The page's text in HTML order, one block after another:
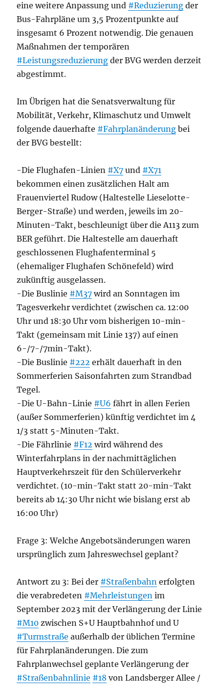
eine weitere Anpassung und #Reduzierung der
Bus-Fahrpläne um 3,5 Prozentpunkte auf
insgesamt 6 Prozent notwendig. Die genauen
Maßnahmen der temporären
#Leistungsreduzierung der BVG werden derzeit
abgestimmt.
Im Übrigen hat die Senatsverwaltung für
Mobilität, Verkehr, Klimaschutz und Umwelt
folgende dauerhafte #Fahrplanänderung bei
der BVG bestellt:
-Die Flughafen-Linien #X7 und #X71
bekommen einen zusätzlichen Halt am
Frauenviertel Rudow (Haltestelle Lieselotte-
Berger-Straße) und werden, jeweils im 20-
Minuten-Takt, beschleunigt über die A113 zum
BER geführt. Die Haltestelle am dauerhaft
geschlossenen Flughafenterminal 5
(ehemaliger Flughafen Schönefeld) wird
zukünftig ausgelassen.
-Die Buslinie #M37 wird an Sonntagen im
Tagesverkehr verdichtet (zwischen ca. 12:00
Uhr und 18:30 Uhr vom bisherigen 10-min-
Takt (gemeinsam mit Linie 137) auf einen
6-/7-/7min-Takt).
-Die Buslinie #222 erhält dauerhaft in den
Sommerferien Saisonfahrten zum Strandbad
Tegel.
-Die U-Bahn-Linie #U6 fährt in allen Ferien
(außer Sommerferien) künftig verdichtet im 4
1/3 statt 5-Minuten-Takt.
-Die Fährlinie #F12 wird während des
Winterfahrplans in der nachmittäglichen
Hauptverkehrszeit für den Schülerverkehr
verdichtet. (10-min-Takt statt 20-min-Takt
bereits ab 14:30 Uhr nicht wie bislang erst ab
16:00 Uhr)
Frage 3: Welche Angebotsänderungen waren
ursprünglich zum Jahreswechsel geplant?
Antwort zu 3: Bei der #Straßenbahn erfolgten
die verabredeten #Mehrleistungen im
September 2023 mit der Verlängerung der Linie
#M10 zwischen S+U Hauptbahnhof und U
#Turmstraße außerhalb der üblichen Termine
für Fahrplanänderungen. Die zum
Fahrplanwechsel geplante Verlängerung der
#Straßenbahnlinie #18 von Landsberger Allee /